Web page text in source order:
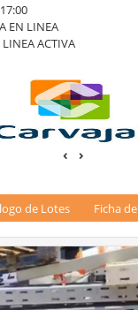
EN LINEA
ACTIVA
‹ ›
de Lotes Ficha